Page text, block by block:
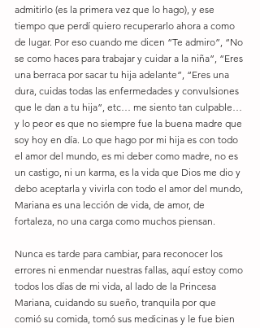
admitirlo (es la primera vez que lo hago), y ese
tiempo que perdí quiero recuperarlo ahora a como
de lugar. Por eso cuando me dicen “Te admiro”, “No
se como haces para trabajar y cuidar a la niña”, “Eres
una berraca por sacar tu hija adelante”, “Eres una
dura, cuidas todas las enfermedades y convulsiones
que le dan a tu hija”, etc… me siento tan culpable…
y lo peor es que no siempre fue la buena madre que
soy hoy en día. Lo que hago por mi hija es con todo
el amor del mundo, es mi deber como madre, no es
un castigo, ni un karma, es la vida que Dios me dio y
debo aceptarla y vivirla con todo el amor del mundo,
Mariana es una lección de vida, de amor, de
fortaleza, no una carga como muchos piensan.
Nunca es tarde para cambiar, para reconocer los
errores ni enmendar nuestras fallas, aquí estoy como
todos los días de mi vida, al lado de la Princesa
Mariana, cuidando su sueño, tranquila por que
comió su comida, tomó sus medicinas y le fue bien